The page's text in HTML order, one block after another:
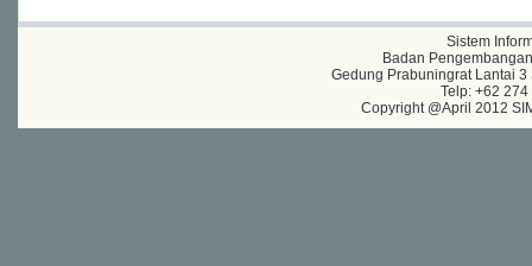
Sistem
Badan
Gedung Prabuningrat Lantai
Telp: +62
Copyright @April 2012